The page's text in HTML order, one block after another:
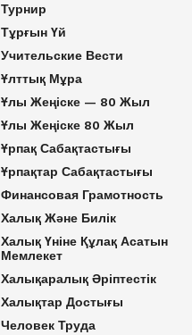
Турнир
Тұрғын Үй
Учительские Вести
Ұлттық Мұра
Ұлы Жеңіске — 80 Жыл
Ұлы Жеңіске 80 Жыл
Ұрпақ Сабақтастығы
Ұрпақтар Сабақтастығы
Финансовая Грамотность
Халық Және Билік
Халық Үніне Құлақ Асатын
Мемлекет
Халықаралық Әріптестік
Халықтар Достығы
Человек Труда